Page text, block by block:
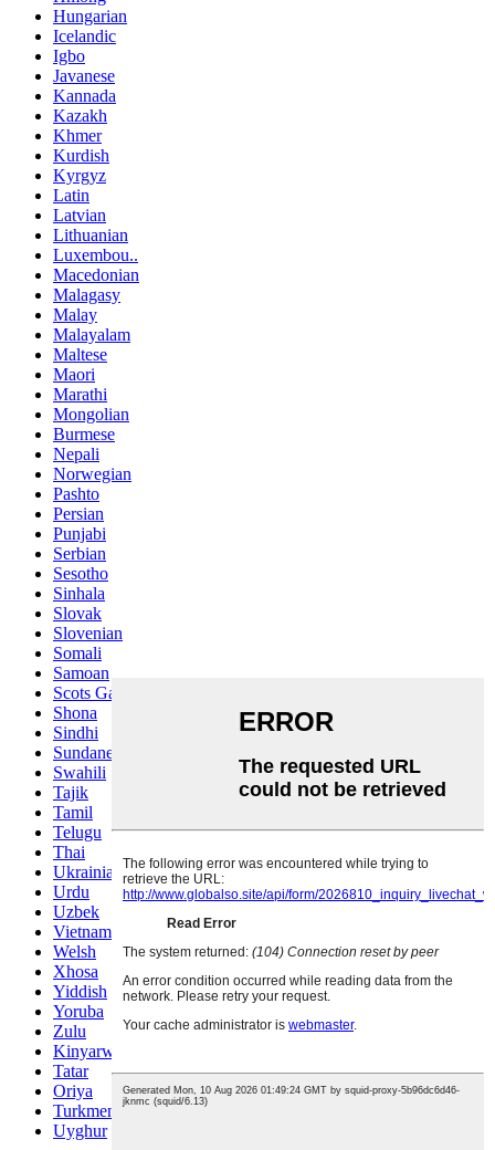
Hungarian
Icelandic
Igbo
Javanese
Kannada
Kazakh
Khmer
Kurdish
Kyrgyz
Latin
Latvian
Lithuanian
Luxembou..
Macedonian
Malagasy
Malay
Malayalam
Maltese
Maori
Marathi
Mongolian
Burmese
Nepali
Norwegian
Pashto
Persian
Punjabi
Serbian
Sesotho
Sinhala
Slovak
Slovenian
Somali
Samoan
Scots Gaelic
Shona
Sindhi
Sundanese
Swahili
Tajik
Tamil
Telugu
Thai
Ukrainian
Urdu
Uzbek
Vietnamese
Welsh
Xhosa
Yiddish
Yoruba
Zulu
Kinyarwanda
Tatar
Oriya
Turkmen
Uyghur